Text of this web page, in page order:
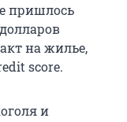
пришлось
на жилье,
score.
и